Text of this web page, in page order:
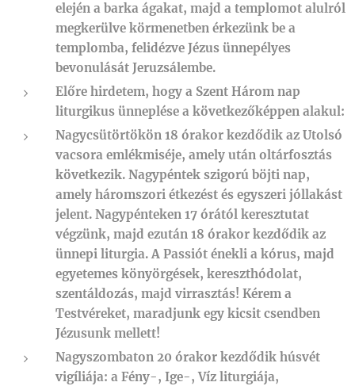
elején a barka ágakat, majd a templomot alulról
megkerülve körmenetben érkezünk be a
templomba, felidézve Jézus ünnepélyes
bevonulását Jeruzsálembe.
Előre hirdetem, hogy a Szent Három nap
liturgikus ünneplése a következőképpen alakul:
Nagycsütörtökön 18 órakor kezdődik az Utolsó
vacsora emlékmiséje, amely után oltárfosztás
következik. Nagypéntek szigorú böjti nap,
amely háromszori étkezést és egyszeri jóllakást
jelent. Nagypénteken 17 órától keresztutat
végzünk, majd ezután 18 órakor kezdődik az
ünnepi liturgia. A Passiót énekli a kórus, majd
egyetemes könyörgések, kereszthódolat,
szentáldozás, majd virrasztás! Kérem a
Testvéreket, maradjunk egy kicsit csendben
Jézusunk mellett!
Nagyszombaton 20 órakor kezdődik húsvét
vigíliája: a Fény-, Ige-, Víz liturgiája,